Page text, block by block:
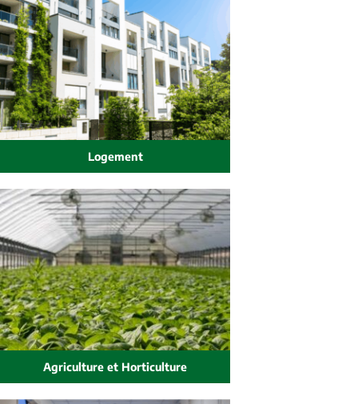
Logement
Agriculture et Horticulture